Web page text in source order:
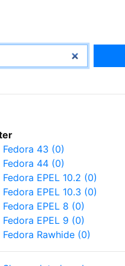
Fedora 43 (0)
Fedora 44 (0)
Fedora EPEL 10.2 (0)
Fedora EPEL 10.3 (0)
Fedora EPEL 8 (0)
Fedora EPEL 9 (0)
Fedora Rawhide (0)